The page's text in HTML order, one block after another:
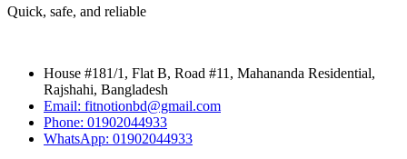
Quick, safe, and reliable
House #181/1, Flat B, Road #11, Mahananda Residential,
Rajshahi, Bangladesh
Email: fitnotionbd@gmail.com
Phone: 01902044933
WhatsApp: 01902044933